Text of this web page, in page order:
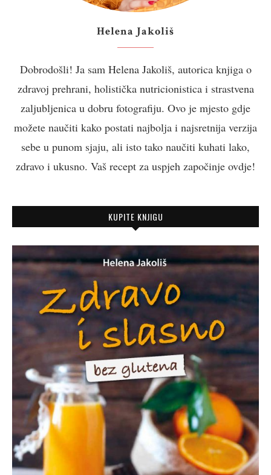
Helena Jakoliš
Dobrodošli! Ja sam Helena Jakoliš, autorica knjiga o
zdravoj prehrani, holistička nutricionistica i strastvena
zaljubljenica u dobru fotografiju. Ovo je mjesto gdje
možete naučiti kako postati najbolja i najsretnija verzija
sebe u punom sjaju, ali isto tako naučiti kuhati lako,
zdravo i ukusno. Vaš recept za uspjeh započinje ovdje!
KUPITE KNJIGU